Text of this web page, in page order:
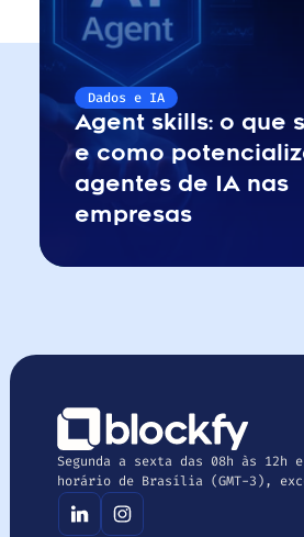
Dados e IA
Agent skills: o que
e como
agentes de IA nas
empresas
Segunda a sexta das 08h às 12h
horário de Brasília (GMT-3),